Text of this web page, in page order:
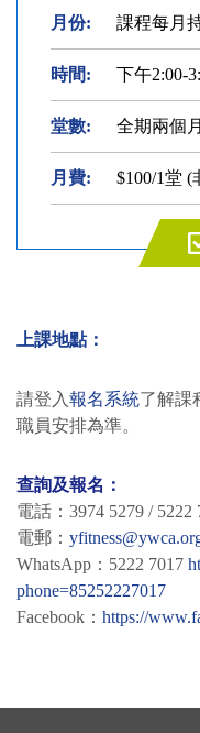
月份: 課程每月
時間: 下午2:00-
堂數: 全期兩個
月費: $100/1堂 (
上課地點：
請登入報名系統了解課
職員安排為準。
查詢及報名：
電話：3974 5279 / 5222
電郵：
WhatsApp：5222 7017
phone=85252227017
Facebook： https://